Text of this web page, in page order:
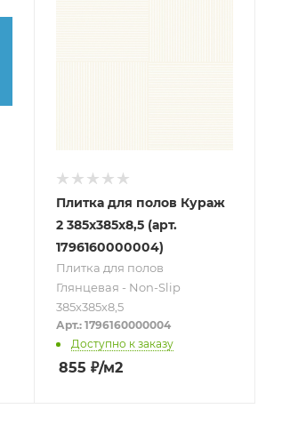
Плитка для полов Кураж
2 385х385х8,5 (арт.
1796160000004)
Плитка для полов
Глянцевая - Non-Slip
385х385х8,5
Доступно к заказу
Арт.: 1796160000004
855 ₽/м2